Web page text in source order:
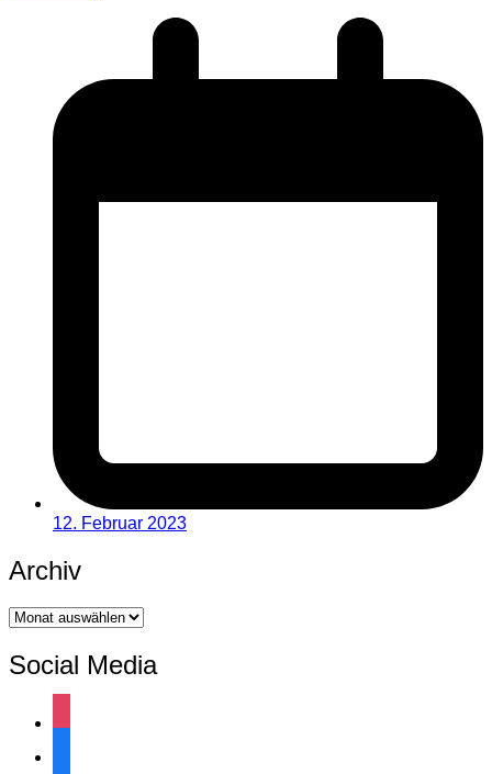
12. Februar 2023
Archiv
Archiv
Social Media